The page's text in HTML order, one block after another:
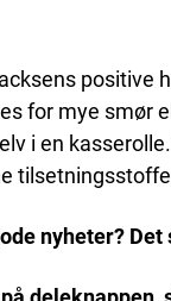
positive
for mye smør
i en
nyheter? Det